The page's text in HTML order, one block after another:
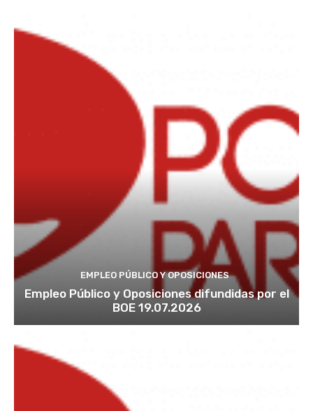
EMPLEO PÚBLICO Y OPOSICIONES
Empleo Público y Oposiciones difundidas por el
BOE 19.07.2026